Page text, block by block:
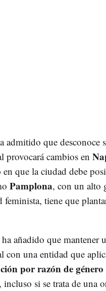
admitido que desconoce
provocará cambios en
que la ciudad debe
Pamplona, con un alto
feminista, tiene que
añadido que mantener
con una entidad que
por razón de género
incluso si se trata de una